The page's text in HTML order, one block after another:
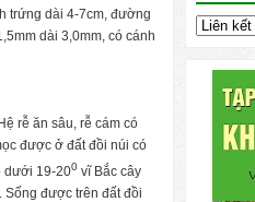
trứng dài 4-7cm, đường
dài 3,0mm, có cánh
rễ ăn sâu, rễ cám có
được ở đất đồi núi có
dưới 19-200 vĩ Bắc cây
Sống được trên đất đồi